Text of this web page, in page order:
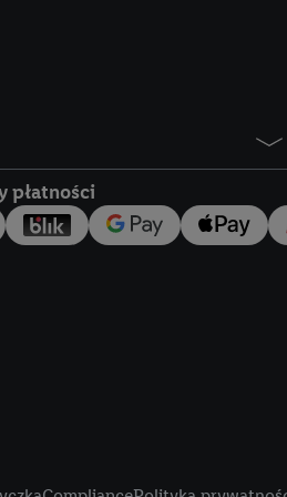
płatności
Lidl Plus, możemy
wymienionych
następnie
użytkownika w
my i jeden z innych
Użytkownik upoważnia
usługach Lidl. Utiq
tak, Utiq udostępni
numeru
wykorzystany do
szczególności
obsługiwanych przez
korzystanie z
lub